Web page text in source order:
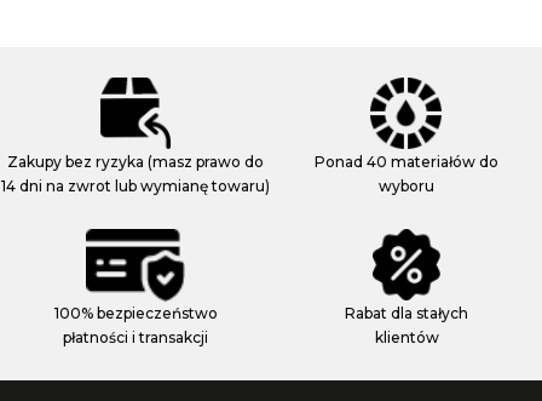
Zakupy bez ryzyka (masz prawo do
14 dni na zwrot lub wymianę towaru)
Ponad 40 materiałów do
wyboru
100% bezpieczeństwo
płatności i transakcji
Rabat dla stałych
klientów